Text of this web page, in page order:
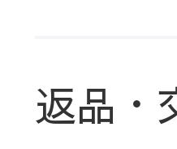
返品・